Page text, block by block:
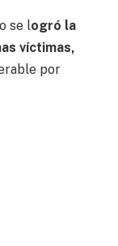
se logró la
víctimas,
por